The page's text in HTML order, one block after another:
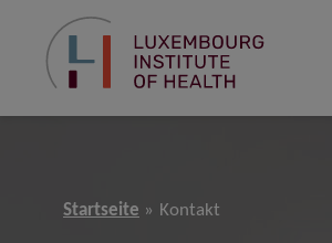
Startseite Kontakt